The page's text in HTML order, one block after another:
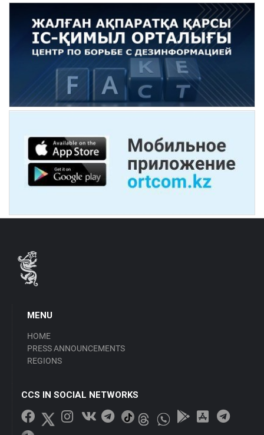
MENU
HOME
PRESS ANNOUNCEMENTS
REGIONS
CCS IN SOCIAL NETWORKS